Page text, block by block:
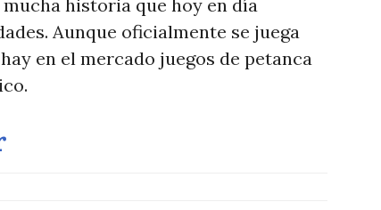
historia que hoy en día
Aunque oficialmente se juega
en el mercado juegos de petanca